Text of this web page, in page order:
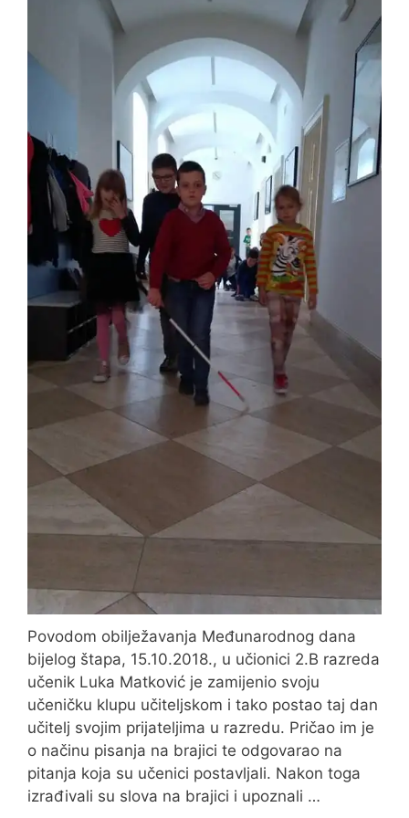
Povodom obilježavanja Međunarodnog dana
bijelog štapa, 15.10.2018., u učionici 2.B razreda
učenik Luka Matković je zamijenio svoju
učeničku klupu učiteljskom i tako postao taj dan
učitelj svojim prijateljima u razredu. Pričao im je
o načinu pisanja na brajici te odgovarao na
pitanja koja su učenici postavljali. Nakon toga
izrađivali su slova na brajici i upoznali …